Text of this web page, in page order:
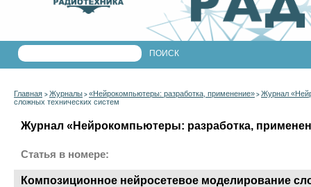
Главная > Журналы > «Нейрокомпьютеры: разработка, применение» > Журнал
сложных технических систем
Журнал «Нейрокомпьютеры: разработка,
Статья в номере:
Композиционное нейросетевое моделирование